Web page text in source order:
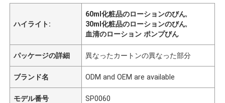
ハイライト:
60ml化粧品のローションのびん,
30ml化粧品のローションのびん,
血清のローション ポンプびん
パッケージの詳細 異なったカートンの異なった部分
ブランド名 ODM and OEM are available
モデル番号 SP0060